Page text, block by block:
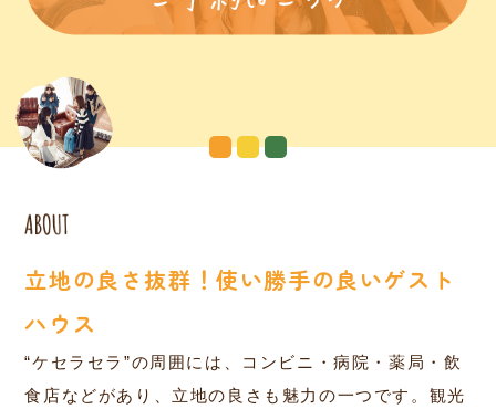
立地の良さ抜群！使い勝手の良いゲスト
ハウス
“ケセラセラ”の周囲には、コンビニ・病院・薬局・飲
食店などがあり、立地の良さも魅力の一つです。観光